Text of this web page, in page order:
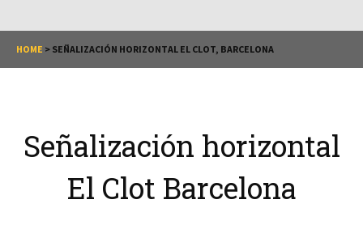
HOME > SEÑALIZACIÓN HORIZONTAL EL CLOT, BARCELONA
Señalización horizontal
El Clot Barcelona